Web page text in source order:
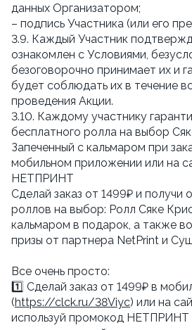
данных Организатором;
– подпись Участника (или его
3.9. Каждый Участник
ознакомлен с Условиями,
безоговорочно принимает их и
будет соблюдать их в течение
проведения Акции.
3.10. Каждому участнику
бесплатного ролла на выбор
Запеченный с кальмаром при
мобильном приложении или на
НЕТПРИНТ
Сделай заказ от 1499₽ и получи
роллов на выбор: Ролл Сяке
кальмаром в подарок, а также
призы от партнера NetPrint и
Все очень просто:
1️⃣ Сделай заказ от 1499₽ в
(https://clck.ru/38Viyc) или на
используй промокод НЕТПРИНТ